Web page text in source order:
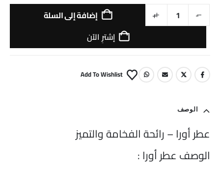
-
+
إضافة إلى السلة
إشترِ الآن
Add To Wishlist
الوصف
عطر أورا – رائحة الفخامة والتميز
الوصف عطر أورا :